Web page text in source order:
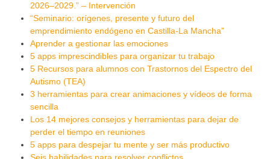
2026–2029.” – Intervención
“Seminario: orígenes, presente y futuro del
emprendimiento endógeno en Castilla-La Mancha”
Aprender a gestionar las emociones
5 apps imprescindibles para organizar tu trabajo
5 Recursos para alumnos con Trastornos del Espectro del
Autismo (TEA)
3 herramientas para crear animaciones y vídeos de forma
sencilla
Los 14 mejores consejos y herramientas para dejar de
perder el tiempo en reuniones
5 apps para despejar tu mente y ser más productivo